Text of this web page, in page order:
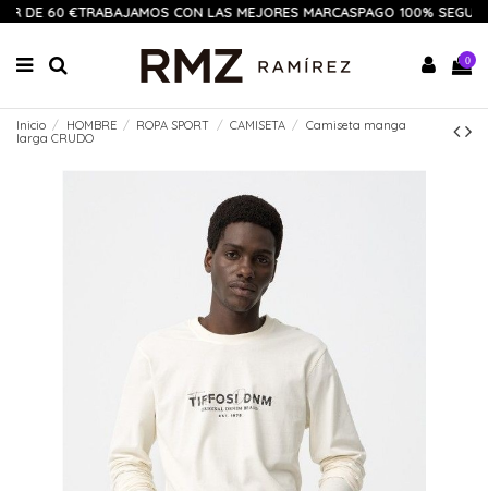
DE 60 €TRABAJAMOS CON LAS MEJORES MARCASPAGO 100% SEGURO
0
Inicio HOMBRE ROPA SPORT CAMISETA
Camiseta manga
larga CRUDO